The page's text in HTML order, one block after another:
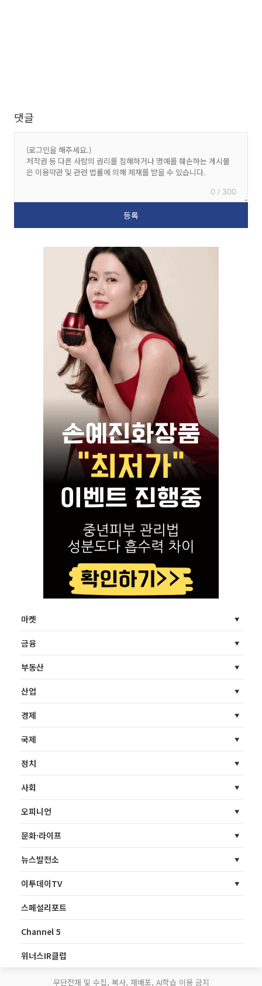
댓글
0 / 300
마켓
금융
부동산
산업
경제
국제
정치
사회
오피니언
문화·라이프
뉴스발전소
이투데이TV
스페셜리포트
Channel 5
위너스IR클럽
무단전재 및 수집, 복사, 재배포, AI학습 이용 금지